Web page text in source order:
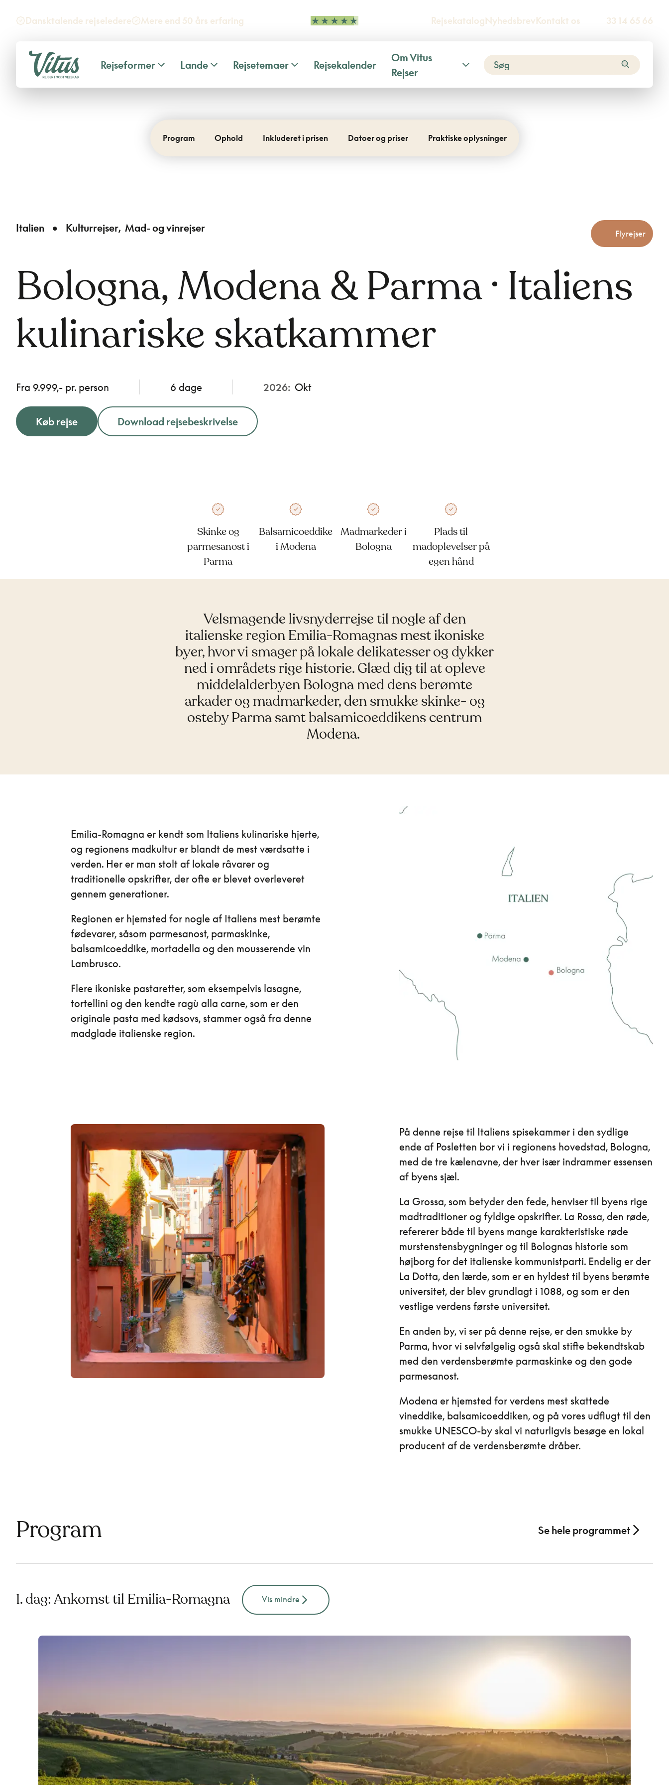
Dansktalende rejseledere Mere end 50 års erfaring RejsekatalogNyhedsbrevKontakt os 33 14 65 66
Rejseformer Lande Rejsetemaer Rejsekalender
Om Vitus
Rejser
Program Ophold Inkluderet i prisen Datoer og priser Praktiske oplysninger
Italien Kulturrejser Mad- og vinrejser Flyrejser
Bologna, Modena & Parma · Italiens
kulinariske skatkammer
Fra 9.999,- pr. person 6 dage 2026: Okt
Køb rejse Download rejsebeskrivelse
Skinke og
parmesanost i
Parma
Balsamicoeddike
i Modena
Madmarkeder i
Bologna
Plads til
madoplevelser på
egen hånd
Velsmagende livsnyderrejse til nogle af den
italienske region Emilia-Romagnas mest ikoniske
byer, hvor vi smager på lokale delikatesser og dykker
ned i områdets rige historie. Glæd dig til at opleve
middelalderbyen Bologna med dens berømte
arkader og madmarkeder, den smukke skinke- og
osteby Parma samt balsamicoeddikens centrum
Modena.
Emilia-Romagna er kendt som Italiens kulinariske hjerte,
og regionens madkultur er blandt de mest værdsatte i
verden. Her er man stolt af lokale råvarer og
traditionelle opskrifter, der ofte er blevet overleveret
gennem generationer.
Regionen er hjemsted for nogle af Italiens mest berømte
fødevarer, såsom parmesanost, parmaskinke,
balsamicoeddike, mortadella og den mousserende vin
Lambrusco.
Flere ikoniske pastaretter, som eksempelvis lasagne,
tortellini og den kendte ragù alla carne, som er den
originale pasta med kødsovs, stammer også fra denne
madglade italienske region.
På denne rejse til Italiens spisekammer i den sydlige
ende af Posletten bor vi i regionens hovedstad, Bologna,
med de tre kælenavne, der hver især indrammer essensen
af byens sjæl.
La Grossa, som betyder den fede, henviser til byens rige
madtraditioner og fyldige opskrifter. La Rossa, den røde,
refererer både til byens mange karakteristiske røde
murstenstensbygninger og til Bolognas historie som
højborg for det italienske kommunistparti. Endelig er der
La Dotta, den lærde, som er en hyldest til byens berømte
universitet, der blev grundlagt i 1088, og som er den
vestlige verdens første universitet.
En anden by, vi ser på denne rejse, er den smukke by
Parma, hvor vi selvfølgelig også skal stifte bekendtskab
med den verdensberømte parmaskinke og den gode
parmesanost.
Modena er hjemsted for verdens mest skattede
vineddike, balsamicoeddiken, og på vores udflugt til den
smukke UNESCO-by skal vi naturligvis besøge en lokal
producent af de verdensberømte dråber.
Program Se hele programmet
1. dag: Ankomst til Emilia-Romagna Vis mindre